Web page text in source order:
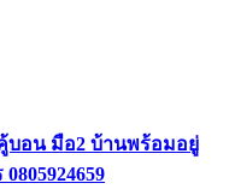
บอน มือ2 บ้านพร้อมอยู่